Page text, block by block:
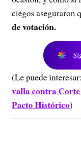
ciegos aseguraron
de votación.
(Le puede interesar:
valla contra
Pacto Histórico)